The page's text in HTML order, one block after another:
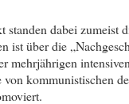
dabei zumeist
ist über die
mehrjährigen intensiven
kommunistischen